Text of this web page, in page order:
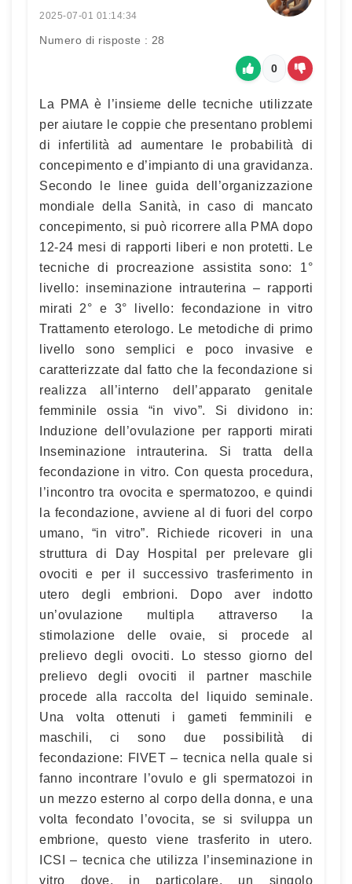
2025-07-01 01:14:34
Numero di risposte : 28
0
La PMA è l’insieme delle tecniche utilizzate
per aiutare le coppie che presentano problemi
di infertilità ad aumentare le probabilità di
concepimento e d’impianto di una gravidanza.
Secondo le linee guida dell’organizzazione
mondiale della Sanità, in caso di mancato
concepimento, si può ricorrere alla PMA dopo
12-24 mesi di rapporti liberi e non protetti. Le
tecniche di procreazione assistita sono: 1°
livello: inseminazione intrauterina – rapporti
mirati 2° e 3° livello: fecondazione in vitro
Trattamento eterologo. Le metodiche di primo
livello sono semplici e poco invasive e
caratterizzate dal fatto che la fecondazione si
realizza all’interno dell’apparato genitale
femminile ossia “in vivo”. Si dividono in:
Induzione dell’ovulazione per rapporti mirati
Inseminazione intrauterina. Si tratta della
fecondazione in vitro. Con questa procedura,
l’incontro tra ovocita e spermatozoo, e quindi
la fecondazione, avviene al di fuori del corpo
umano, “in vitro”. Richiede ricoveri in una
struttura di Day Hospital per prelevare gli
ovociti e per il successivo trasferimento in
utero degli embrioni. Dopo aver indotto
un’ovulazione multipla attraverso la
stimolazione delle ovaie, si procede al
prelievo degli ovociti. Lo stesso giorno del
prelievo degli ovociti il partner maschile
procede alla raccolta del liquido seminale.
Una volta ottenuti i gameti femminili e
maschili, ci sono due possibilità di
fecondazione: FIVET – tecnica nella quale si
fanno incontrare l’ovulo e gli spermatozoi in
un mezzo esterno al corpo della donna, e una
volta fecondato l’ovocita, se si sviluppa un
embrione, questo viene trasferito in utero.
ICSI – tecnica che utilizza l’inseminazione in
vitro dove, in particolare, un singolo